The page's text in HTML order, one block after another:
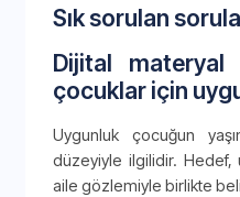
Sık sorulan
Dijital materyal
çocuklar için
Uygunluk çocuğun
düzeyiyle ilgilidir.
aile gözlemiyle birlikte